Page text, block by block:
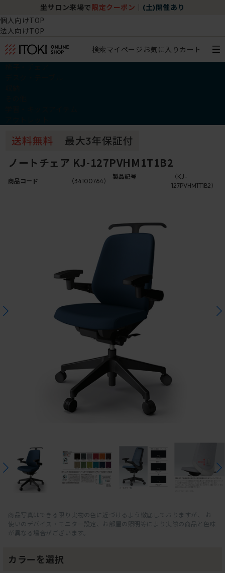
坐サロン来場で 限定クーポン (土)開催あり
個人向けTOP
法人向けTOP
検索マイページ お気に入り カート
ノートチェア KJ-127PVHM1T1B2
商品コード （34100764）
製品記号
（KJ-
127PVHM1T1B2）
商品写真はできる限り実物の色に近づけるよう徹底しておりますが、 お
使いのデバイス・モニター設定、お部屋の照明等により実際の商品と色味
が異なる場合がございます。
カラーを選択